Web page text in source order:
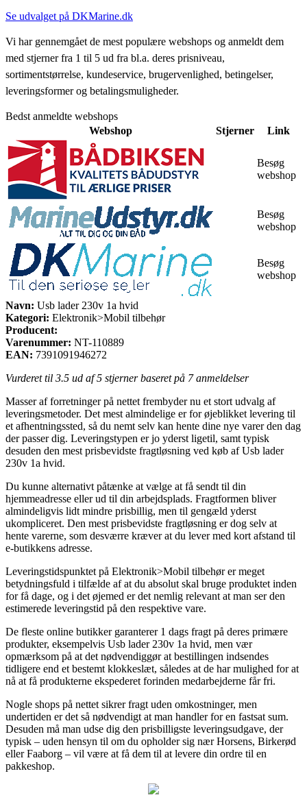
Se udvalget på DKMarine.dk
Vi har gennemgået de mest populære webshops og anmeldt dem
med stjerner fra 1 til 5 ud fra bl.a. deres prisniveau,
sortimentstørrelse, kundeservice, brugervenlighed, betingelser,
leveringsformer og betalingsmuligheder.
Bedst anmeldte webshops
Webshop
Stjerner Link
Besøg
webshop
Besøg
webshop
Besøg
webshop
Navn: Usb lader 230v 1a hvid
Kategori: Elektronik>Mobil tilbehør
Producent:
Varenummer: NT-110889
EAN: 7391091946272
Vurderet til 3.5 ud af 5 stjerner baseret på 7anmeldelser
Masser af forretninger på nettet frembyder nu et stort udvalg af
leveringsmetoder. Det mest almindelige er for øjeblikket levering til
et afhentningssted, så du nemt selv kan hente dine nye varer den dag
der passer dig. Leveringstypen er jo yderst ligetil, samt typisk
desuden den mest prisbevidste fragtløsning ved køb af Usb lader
230v 1a hvid.
Du kunne alternativt påtænke at vælge at få sendt til din
hjemmeadresse eller ud til din arbejdsplads. Fragtformen bliver
almindeligvis lidt mindre prisbillig, men til gengæld yderst
ukompliceret. Den mest prisbevidste fragtløsning er dog selv at
hente varerne, som desværre kræver at du lever med kort afstand til
e-butikkens adresse.
Leveringstidspunktet på Elektronik>Mobil tilbehør er meget
betydningsfuld i tilfælde af at du absolut skal bruge produktet inden
for få dage, og i det øjemed er det nemlig relevant at man ser den
estimerede leveringstid på den respektive vare.
De fleste online butikker garanterer 1 dags fragt på deres primære
produkter, eksempelvis Usb lader 230v 1a hvid, men vær
opmærksom på at det nødvendiggør at bestillingen indsendes
tidligere end et bestemt klokkeslæt, således at de har mulighed for at
nå at få produkterne ekspederet forinden medarbejderne får fri.
Nogle shops på nettet sikrer fragt uden omkostninger, men
undertiden er det så nødvendigt at man handler for en fastsat sum.
Desuden må man udse dig den prisbilligste leveringsudgave, der
typisk – uden hensyn til om du opholder sig nær Horsens, Birkerød
eller Faaborg – vil være at få dem til at levere din ordre til en
pakkeshop.